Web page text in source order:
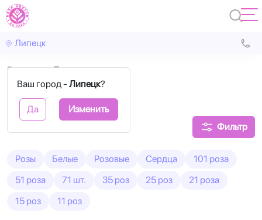
Липецк
Ваш город - Липецк?
Да Изменить
Главная Поштучно
Розы поштучно
Фильтр
Розы Белые Розовые Сердца
101 роза
51 роза
71 шт. 35 роз 25 роз
21 роза
15 роз
11 роз